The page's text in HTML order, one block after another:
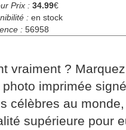
Prix : 34.99€
: en stock
: 56958
vraiment ?
imprimée
célèbres au
supérieure pour